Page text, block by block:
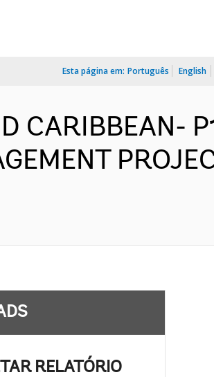
Esta página em: Português English
CARIBBEAN-
RELATÓRIO